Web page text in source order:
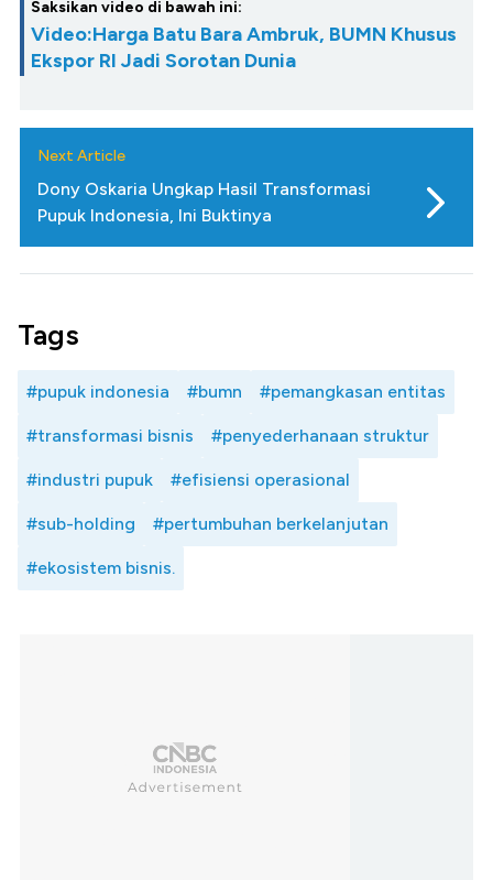
Saksikan video di bawah ini:
Video:Harga Batu Bara Ambruk, BUMN Khusus
Ekspor RI Jadi Sorotan Dunia
Next Article
Dony Oskaria Ungkap Hasil Transformasi
Pupuk Indonesia, Ini Buktinya
Tags
#pupuk indonesia #bumn #pemangkasan entitas
#transformasi bisnis #penyederhanaan struktur
#industri pupuk #efisiensi operasional
#sub-holding #pertumbuhan berkelanjutan
#ekosistem bisnis.